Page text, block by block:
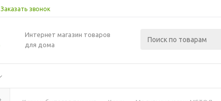
Заказать звонок
Интернет магазин товаров
для дома